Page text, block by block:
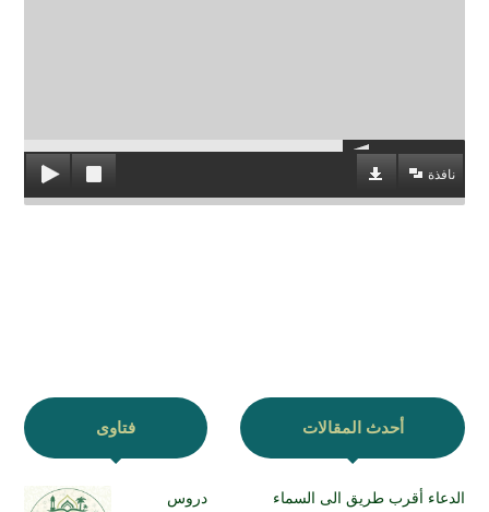
نافذة
أحدث المقالات
الدعاء أقرب طريق الى السماء
فتاوى
دروس